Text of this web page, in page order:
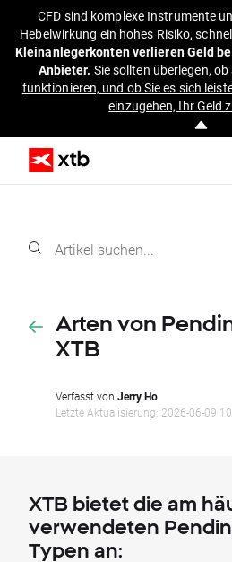
CFD sind komplexe Instrumente
Hebelwirkung ein hohes Risiko,
Kleinanlegerkonten verlieren Geld
Anbieter. Sie sollten überlegen, ob
funktionieren, und ob Sie es sich
einzugehen, Ihr Geld
Arten von
XTB
Verfasst von Jerry Ho
Letzte Aktualisierung: 2026-06-09
XTB bietet die am
verwendeten
Typen an: